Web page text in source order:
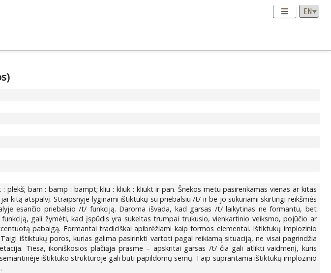
bam : bamp : bampt; kliu : kliuk : kliukt ir pan. Šnekos metu pasirenkamas vienas ar kitas
kitą atspalvį. Straipsnyje lyginami ištiktukų su priebalsiu /t/ ir be jo sukuriami skirtingi reikšmės
esančio priebalsio /t/ funkciją. Daroma išvada, kad garsas /t/ laikytinas ne formantu, bet
gali žymėti, kad įspūdis yra sukeltas trumpai trukusio, vienkartinio veiksmo, pojūčio ar
pabaigą. Formantai tradiciškai apibrėžiami kaip formos elementai. Ištiktukų implozinio
ištiktukų poros, kurias galima pasirinkti vartoti pagal reikiamą situaciją, ne visai pagrindžia
Tiesa, ikoniškosios plačiąja prasme – apskritai garsas /t/ čia gali atlikti vaidmenį, kuris
ištiktuko struktūroje gali būti papildomų semų. Taip suprantama ištiktukų implozinio